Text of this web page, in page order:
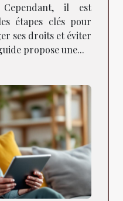
il est
étapes clés pour
ses droits et éviter
propose une...